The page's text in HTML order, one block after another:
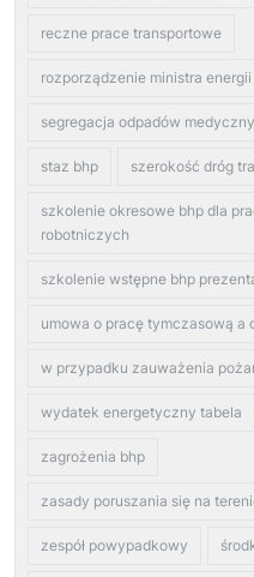
reczne prace transportowe
rozporządzenie ministra
segregacja odpadów
staz bhp szerokość dróg
szkolenie okresowe bhp dla
robotniczych
szkolenie wstępne bhp
umowa o pracę tymczasową a
w przypadku zauważenia
wydatek energetyczny tabela
zagrożenia bhp
zasady poruszania się na
zespół powypadkowy